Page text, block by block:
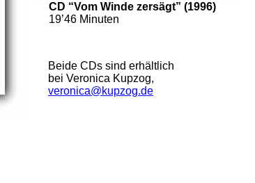
CD “Vom Winde zersägt” (1996)
19’46 Minuten
Beide CDs sind erhältlich
bei Veronica Kupzog,
veronica@kupzog.de